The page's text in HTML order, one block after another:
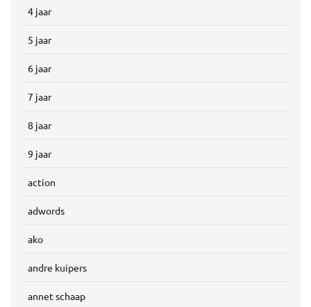
4 jaar
5 jaar
6 jaar
7 jaar
8 jaar
9 jaar
action
adwords
ako
andre kuipers
annet schaap